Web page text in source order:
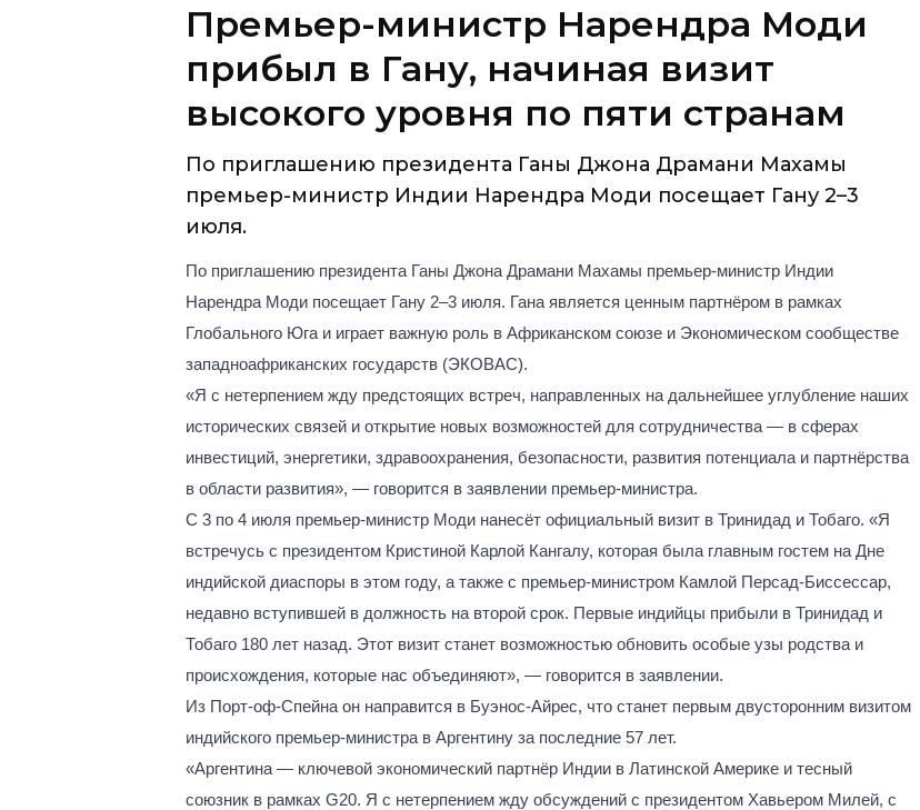
Премьер-министр Нарендра Моди
прибыл в Гану, начиная визит
высокого уровня по пяти странам
По приглашению президента Ганы Джона Драмани Махамы
премьер-министр Индии Нарендра Моди посещает Гану 2–3
июля.
По приглашению президента Ганы Джона Драмани Махамы премьер-министр Индии
Нарендра Моди посещает Гану 2–3 июля. Гана является ценным партнёром в рамках
Глобального Юга и играет важную роль в Африканском союзе и Экономическом сообществе
западноафриканских государств (ЭКОВАС).
«Я с нетерпением жду предстоящих встреч, направленных на дальнейшее углубление наших
исторических связей и открытие новых возможностей для сотрудничества — в сферах
инвестиций, энергетики, здравоохранения, безопасности, развития потенциала и партнёрства
в области развития», — говорится в заявлении премьер-министра.
С 3 по 4 июля премьер-министр Моди нанесёт официальный визит в Тринидад и Тобаго. «Я
встречусь с президентом Кристиной Карлой Кангалу, которая была главным гостем на Дне
индийской диаспоры в этом году, а также с премьер-министром Камлой Персад-Биссессар,
недавно вступившей в должность на второй срок. Первые индийцы прибыли в Тринидад и
Тобаго 180 лет назад. Этот визит станет возможностью обновить особые узы родства и
происхождения, которые нас объединяют», — говорится в заявлении.
Из Порт-оф-Спейна он направится в Буэнос-Айрес, что станет первым двусторонним визитом
индийского премьер-министра в Аргентину за последние 57 лет.
«Аргентина — ключевой экономический партнёр Индии в Латинской Америке и тесный
союзник в рамках G20. Я с нетерпением жду обсуждений с президентом Хавьером Милей, с